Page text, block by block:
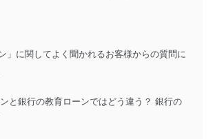
」に関してよく聞かれるお客様からの質問に
と銀行の教育ローンではどう違う？ 銀行の